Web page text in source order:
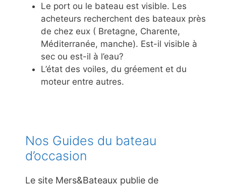
Le port ou le bateau est visible. Les
acheteurs recherchent des bateaux près
de chez eux ( Bretagne, Charente,
Méditerranée, manche). Est-il visible à
sec ou est-il à l’eau?
L’état des voiles, du gréement et du
moteur entre autres.
Nos Guides du bateau
d’occasion
Le site Mers&Bateaux publie de